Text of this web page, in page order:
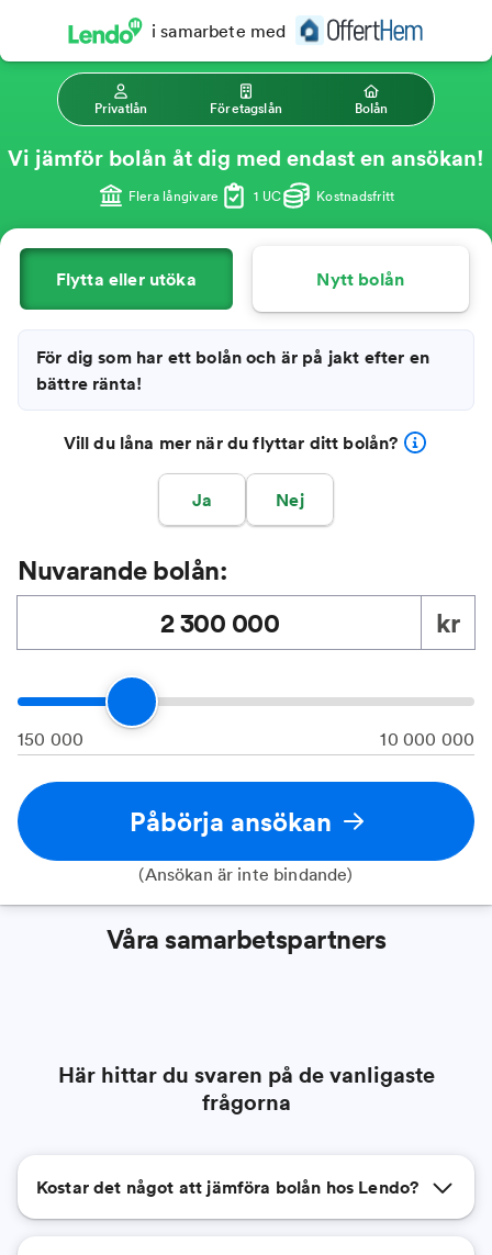
i samarbete med
Privatlån Företagslån Bolån
Vi jämför bolån åt dig med endast en ansökan!
Flera långivare 1 UC Kostnadsfritt
Flytta eller utöka Nytt bolån
För dig som har ett bolån och är på jakt efter en
bättre ränta!
Vill du låna mer när du flyttar ditt bolån?
Ja Nej
Nuvarande bolån:
kr
150 000 10 000 000
Påbörja ansökan
(Ansökan är inte bindande)
Våra samarbetspartners
Här hittar du svaren på de vanligaste
frågorna
Kostar det något att jämföra bolån hos Lendo?